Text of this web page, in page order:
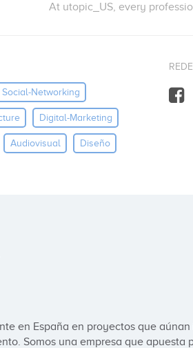
At utopic_US, every
Social-Networking
Digital-Marketing
Audiovisual Diseño
en España en proyectos que
Somos una empresa que apuesta